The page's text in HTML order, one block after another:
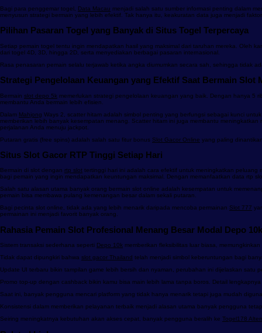
Bagi para penggemar togel, Data Macau menjadi salah satu sumber informasi penting dalam
menyusun strategi bermain yang lebih efektif. Tak hanya itu, keakuratan data juga menjadi
Pilihan Pasaran Togel yang Banyak di Situs Togel Terpercaya
Setiap pemain togel tentu ingin mendapatkan hasil yang maksimal dari taruhan mereka. Oleh
dari togel 4D, 3D, hingga 2D, serta menyediakan berbagai pasaran internasional.
Rasa penasaran pemain selalu terjawab ketika angka diumumkan secara sah, sehingga tidak
Strategi Pengelolaan Keuangan yang Efektif Saat Bermain Slot
Bermain slot depo 5k memerlukan strategi pengelolaan keuangan yang baik. Dengan hanya 5
membantu Anda bermain lebih efisien.
Dalam Mahjong Ways 2, scatter hitam adalah simbol penting yang berfungsi sebagai kunci
memberikan lebih banyak kesempatan menang. Scatter hitam ini juga membantu
perjalanan Anda menuju jackpot.
Putaran gratis (free spins) adalah salah satu fitur bonus Slot Gacor Online yang paling
Situs Slot Gacor RTP Tinggi Setiap Hari
Bermain di slot dengan rtp slot tertinggi hari ini adalah cara efektif untuk meningkatkan peluang
bagi pemain yang ingin mendapatkan keuntungan maksimal. Dengan memanfaatkan data rtp
Salah satu alasan utama banyak orang bermain slot online adalah kesempatan untuk
pemain bisa membawa pulang kemenangan besar dalam sekali putaran.
Bagi pecinta slot online, tidak ada yang lebih menarik daripada mencoba permainan Slot 777
permainan ini menjadi favorit banyak orang.
Rahasia Pemain Slot Profesional Menang Besar Modal Depo
Sistem transaksi sederhana seperti Depo 10k memberikan fleksibilitas luar biasa,
Tidak dapat dipungkiri bahwa slot gacor Thailand telah menjadi simbol keberuntungan bagi
Update UI terbaru bikin tampilan game lebih bersih dan nyaman, perubahan ini dijelaskan satu
Promo top-up dengan cashback bikin kamu bisa main lebih lama tanpa boros. Detail
Saat ini, banyak pengguna mencari platform yang tidak hanya menarik tetapi juga mudah
Konsistensi dalam memberikan pelayanan terbaik menjadi alasan utama banyak pengguna
Seiring meningkatnya kebutuhan akan akses cepat, banyak pengguna beralih ke Togel178